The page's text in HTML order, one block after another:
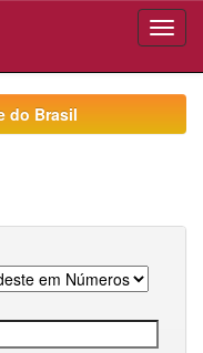
do Brasil